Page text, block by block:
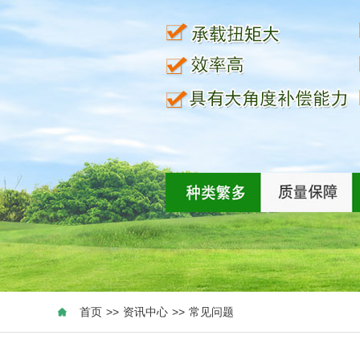
首页 >> 资讯中心 >> 常见问题